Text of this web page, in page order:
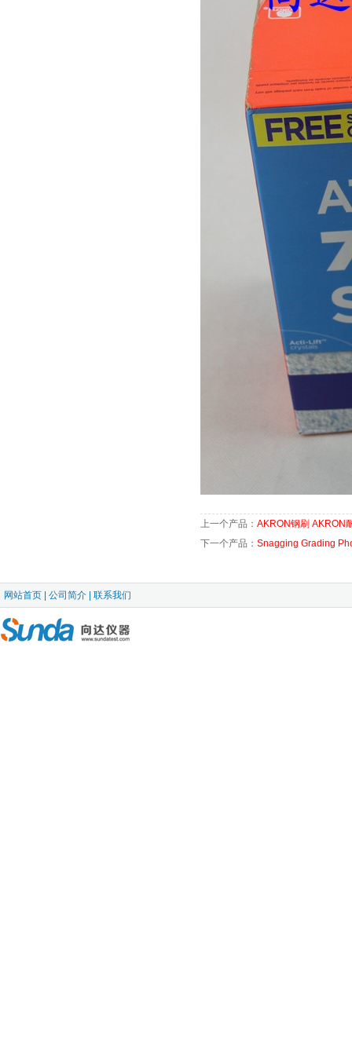
上一个产品： AKRON钢刷 AKRON
下一个产品： Snagging Grading
网站首页 公司简介 联系我们